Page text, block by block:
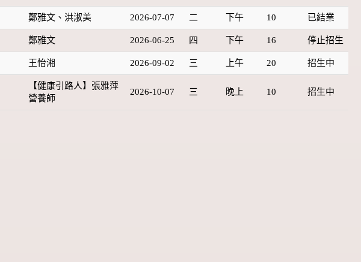
鄭雅文、洪淑美 2026-07-07 二 下午 10 已結業
鄭雅文 2026-06-25 四 下午 16 停止招生
王怡湘 2026-09-02 三 上午 20 招生中
【健康引路人】張雅萍
營養師
2026-10-07 三 晚上 10 招生中